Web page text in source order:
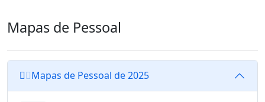
Mapas de Pessoal
Mapas de Pessoal de 2025